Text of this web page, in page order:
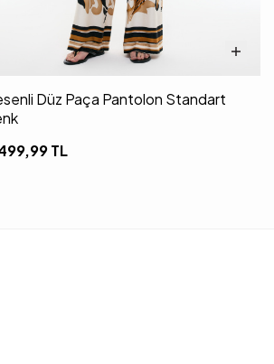
Düz Paça Pantolon Standart
TL